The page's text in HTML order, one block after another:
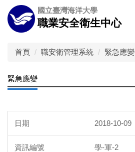
跳
到
主
區
國立臺灣海洋大學
職業安全衛生中心
首頁 職安衛管理系統 緊急應變
緊急應變
2018-10-09
學-軍-2